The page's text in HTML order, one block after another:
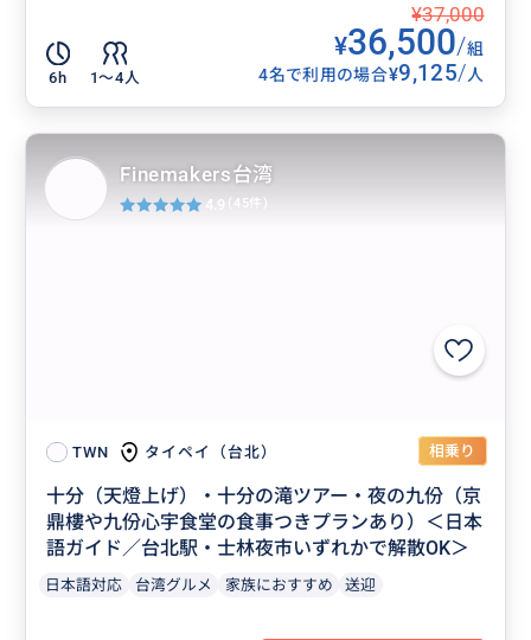
6h 1〜4人
¥37,000
¥36,500/組
4名で利用の場合¥9,125/人
TWN タイペイ（台北） 相乗り
十分（天燈上げ）・十分の滝ツアー・夜の九份（京
鼎樓や九份心宇食堂の食事つきプランあり）＜日本
語ガイド／台北駅・士林夜市いずれかで解散OK＞
日本語対応 台湾グルメ 家族におすすめ 送迎
Finemakers台湾
4.9 (45件)